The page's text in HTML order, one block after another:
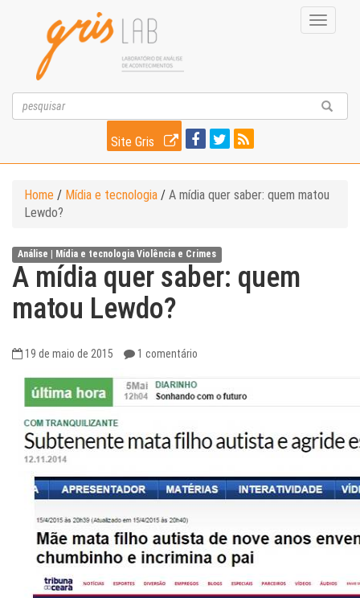
Toggle
Site Gris
Home / Mídia e tecnologia / A mídia quer saber: quem matou
Lewdo?
Análise | Mídia e tecnologia Violência e Crimes
A mídia quer saber: quem
matou Lewdo?
19 de maio de 2015 1 comentário